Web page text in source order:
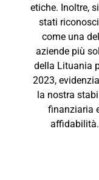
etiche. Inoltre,
stati
come una
aziende più
della Lituania
2023,
la nostra
finanziaria
affidabilità.